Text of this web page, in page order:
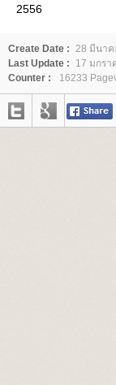
2556
Create Date : 28 มีนาค
Last Update :
17 มกรา
Counter :
16233